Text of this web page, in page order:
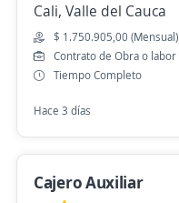
Se precisa Urgente
Auxiliar operativo
4,5
Calima, Valle del Cauca
$ 636.693,00 (Mensual)
Cali, Valle del Cauca
$ 1.750.905,00 (Mensual)
Contrato de Obra o labor
Tiempo Completo
Hace 3 días
Cajero Auxiliar